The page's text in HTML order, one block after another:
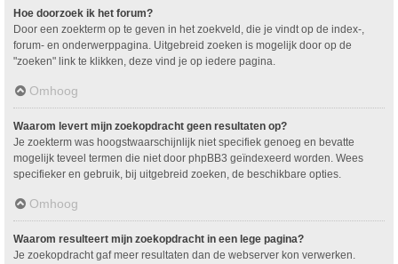
Hoe doorzoek ik het forum?
Door een zoekterm op te geven in het zoekveld, die je vindt op de index-,
forum- en onderwerppagina. Uitgebreid zoeken is mogelijk door op de
"zoeken" link te klikken, deze vind je op iedere pagina.
Omhoog
Waarom levert mijn zoekopdracht geen resultaten op?
Je zoekterm was hoogstwaarschijnlijk niet specifiek genoeg en bevatte
mogelijk teveel termen die niet door phpBB3 geïndexeerd worden. Wees
specifieker en gebruik, bij uitgebreid zoeken, de beschikbare opties.
Omhoog
Waarom resulteert mijn zoekopdracht in een lege pagina?
Je zoekopdracht gaf meer resultaten dan de webserver kon verwerken.